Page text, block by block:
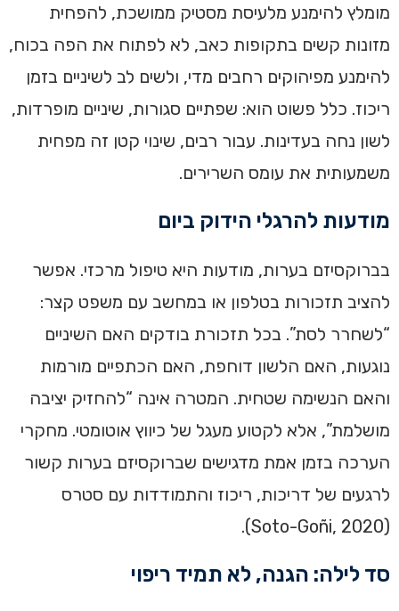
מומלץ להימנע מלעיסת מסטיק ממושכת, להפחית
מזונות קשים בתקופות כאב, לא לפתוח את הפה בכוח,
להימנע מפיהוקים רחבים מדי, ולשים לב לשיניים בזמן
ריכוז. כלל פשוט הוא: שפתיים סגורות, שיניים מופרדות,
לשון נחה בעדינות. עבור רבים, שינוי קטן זה מפחית
משמעותית את עומס השרירים.
מודעות להרגלי הידוק ביום
בברוקסיזם בערות, מודעות היא טיפול מרכזי. אפשר
להציב תזכורות בטלפון או במחשב עם משפט קצר:
“לשחרר לסת”. בכל תזכורת בודקים האם השיניים
נוגעות, האם הלשון דוחפת, האם הכתפיים מורמות
והאם הנשימה שטחית. המטרה אינה “להחזיק יציבה
מושלמת”, אלא לקטוע מעגל של כיווץ אוטומטי. מחקרי
הערכה בזמן אמת מדגישים שברוקסיזם בערות קשור
לרגעים של דריכות, ריכוז והתמודדות עם סטרס
(Soto-Goñi, 2020).
סד לילה: הגנה, לא תמיד ריפוי